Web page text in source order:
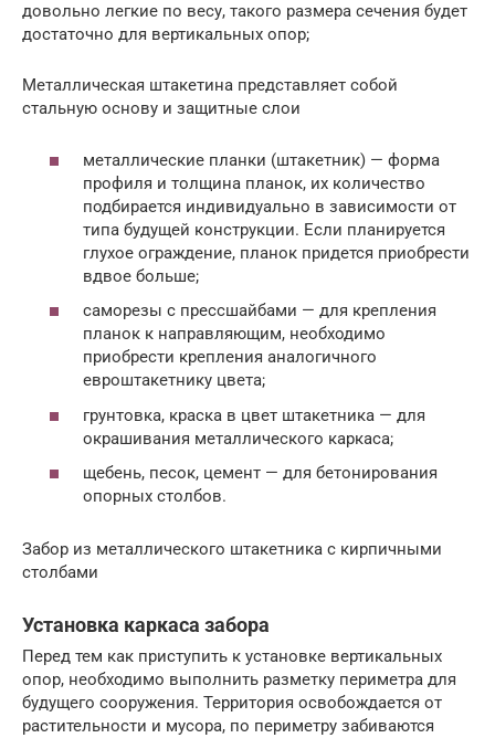
довольно легкие по весу, такого размера сечения будет
достаточно для вертикальных опор;
Металлическая штакетина представляет собой
стальную основу и защитные слои
металлические планки (штакетник) — форма
профиля и толщина планок, их количество
подбирается индивидуально в зависимости от
типа будущей конструкции. Если планируется
глухое ограждение, планок придется приобрести
вдвое больше;
саморезы с прессшайбами — для крепления
планок к направляющим, необходимо
приобрести крепления аналогичного
евроштакетнику цвета;
грунтовка, краска в цвет штакетника — для
окрашивания металлического каркаса;
щебень, песок, цемент — для бетонирования
опорных столбов.
Забор из металлического штакетника с кирпичными
столбами
Установка каркаса забора
Перед тем как приступить к установке вертикальных
опор, необходимо выполнить разметку периметра для
будущего сооружения. Территория освобождается от
растительности и мусора, по периметру забиваются